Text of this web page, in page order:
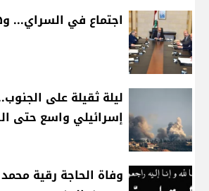
اجتماع في السراي...
ليلة ثقيلة على
إسرائيلي واسع حتى
وفاة الحاجة رقية